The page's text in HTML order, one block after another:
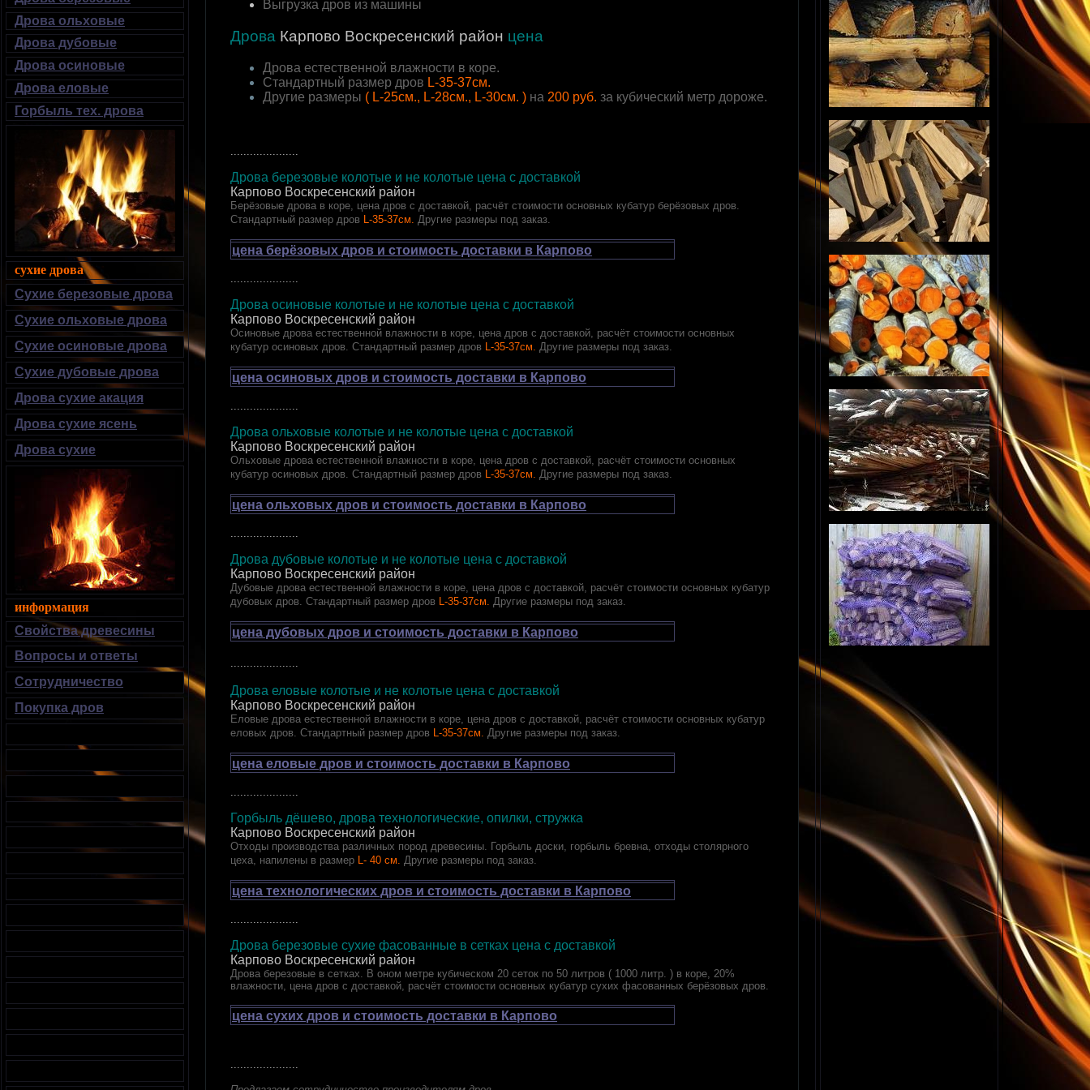
Выгрузка дров из машины
Дрова Карпово Воскресенский район цена
Дрова естественной влажности в коре.
Стандартный размер дров L-35-37см.
Другие размеры ( L-25см., L-28см., L-30см. ) на 200 руб. за кубический метр дороже.
Дрова березовые колотые и не колотые цена с доставкой
Карпово Воскресенский район
Берёзовые дрова в коре, цена дров с доставкой, расчёт стоимости основных кубатур берёзовых дров.
Стандартный размер дров
L-35-37см. Другие размеры под заказ.
цена берёзовых дров и стоимость доставки в Карпово
Дрова осиновые колотые и не колотые цена с доставкой
Карпово Воскресенский район
Осиновые дрова естественной влажности в коре, цена дров с доставкой, расчёт стоимости основных
кубатур осиновых дров. Стандартный размер дров
L-35-37см. Другие размеры под заказ.
цена осиновых дров и стоимость доставки в Карпово
Дрова ольховые колотые и не колотые цена с доставкой
Карпово Воскресенский район
Ольховые дрова естественной влажности в коре, цена дров с доставкой, расчёт стоимости основных
кубатур осиновых дров. Стандартный размер дров
L-35-37см. Другие размеры под заказ.
цена ольховых дров и стоимость доставки в Карпово
Дрова дубовые колотые и не колотые цена с доставкой
Карпово Воскресенский район
Дубовые дрова естественной влажности в коре, цена дров с доставкой, расчёт стоимости основных кубатур
дубовых дров. Стандартный размер дров
L-35-37см. Другие размеры под заказ.
цена дубовых дров и стоимость доставки в Карпово
Дрова еловые колотые и не колотые цена с доставкой
Карпово Воскресенский район
Еловые дрова естественной влажности в коре, цена дров с доставкой, расчёт стоимости основных кубатур
еловых дров. Стандартный размер дров L-35-37см. Другие размеры под заказ.
цена еловые дров и стоимость доставки в Карпово
.....................
Горбыль дёшево, дрова технологические, опилки, стружка
Карпово Воскресенский район
Отходы производства различных пород древесины. Горбыль доски, горбыль бревна, отходы столярного
цеха, напилены в размер L- 40 см. Другие размеры под заказ.
цена технологических дров и стоимость доставки в Карпово
.....................
Дрова березовые сухие фасованные в сетках цена с доставкой
Карпово Воскресенский район
Дрова березовые в сетках. В оном метре кубическом 20 сеток по 50 литров ( 1000 литр. ) в коре, 20%
влажности, цена дров с доставкой, расчёт стоимости основных кубатур сухих фасованных берёзовых дров.
цена сухих дров и стоимость доставки в Карпово
.....................
Дрова ольховые
Дрова дубовые
Дрова осиновые
Дрова еловые
Горбыль тех. дрова
сухие дрова
Сухие березовые дрова
Сухие ольховые дрова
Сухие осиновые дрова
Сухие дубовые дрова
Дрова сухие акация
Дрова сухие ясень
Дрова сухие
информация
Свойства древесины
Вопросы и ответы
Сотрудничество
Покупка дров